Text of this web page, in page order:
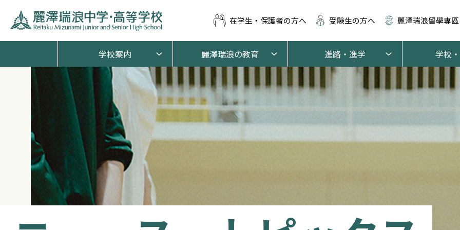
在学生・保護者の方へ 受験生の方へ 麗澤瑞浪留學専區
学校案内 麗澤瑞浪の教育 進路・進学 学校